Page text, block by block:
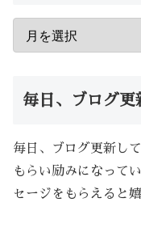
毎日、ブログ
毎日、ブログ更新し
もらい励みになって
セージをもらえると